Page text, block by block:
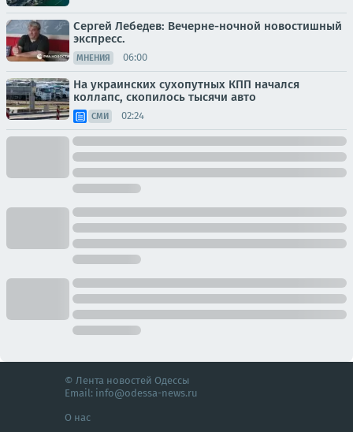
Сергей Лебедев: Вечерне-ночной новостишный
экспресс.
МНЕНИЯ 06:00
На украинских сухопутных КПП начался
коллапс, скопилось тысячи авто
СМИ 02:24
© Лента новостей Одессы
Email: info@odessa-news.ru
О нас